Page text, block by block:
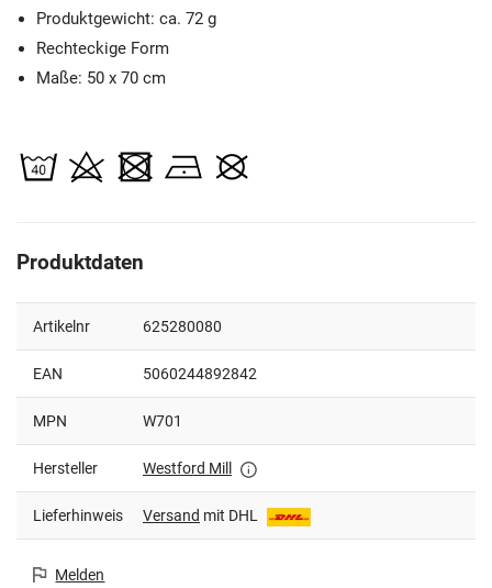
Produktgewicht: ca. 72 g
Rechteckige Form
Maße: 50 x 70 cm
Produktdaten
Artikelnr 625280080
EAN 5060244892842
MPN W701
Hersteller Westford Mill
Lieferhinweis Versand mit DHL
Melden